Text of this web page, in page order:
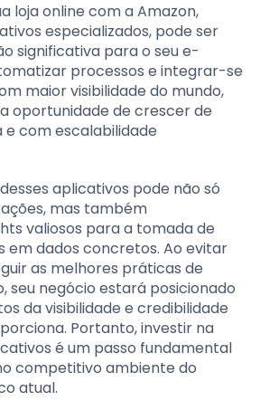
loja online com a Amazon,
especializados, pode ser
significativa para o seu e-
processos e integrar-se
maior visibilidade do mundo,
oportunidade de crescer de
com escalabilidade
aplicativos pode não só
mas também
valiosos para a tomada de
em dados concretos. Ao evitar
as melhores práticas de
seu negócio estará posicionado
da visibilidade e credibilidade
Portanto, investir na
é um passo fundamental
competitivo ambiente do
atual.